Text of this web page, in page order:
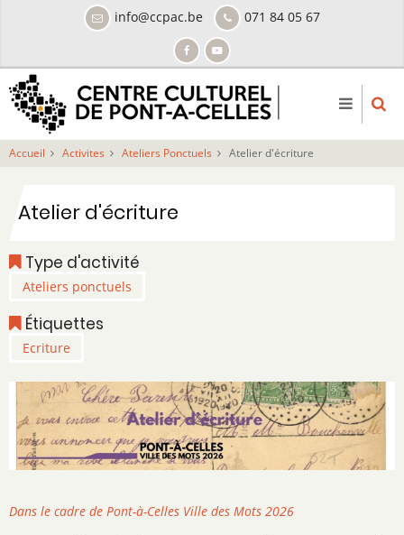
principal
info@ccpac.be 071 84 05 67
Accueil Activites Ateliers Ponctuels Atelier d'écriture
Atelier d'écriture
Type d'activité
Ateliers ponctuels
Étiquettes
Ecriture
Description
Dans le cadre de Pont-à-Celles Ville des Mots 2026